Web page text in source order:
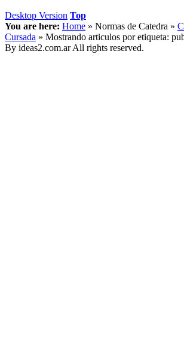
Desktop Version Top
You are here: Home » Normas de Catedra »
Cursada » Mostrando articulos por etiqueta:
By ideas2.com.ar All rights reserved.